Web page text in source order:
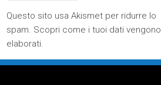
Questo sito usa Akismet per ridurre lo
spam. Scopri come i tuoi dati vengono
elaborati.